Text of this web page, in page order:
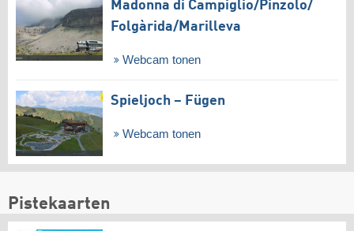
Madonna di Campiglio/​Pinzolo/​
Folgàrida/​Marilleva
Webcam tonen
Spieljoch – Fügen
Webcam tonen
Pistekaarten